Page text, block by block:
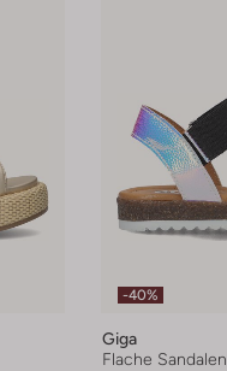
-40%
Giga
Flache Sandalen